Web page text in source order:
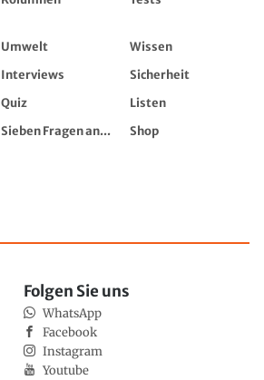
Umwelt
Wissen
Interviews
Sicherheit
Quiz
Listen
Sieben Fragen an...
Shop
Folgen Sie uns
WhatsApp
Facebook
Instagram
Youtube